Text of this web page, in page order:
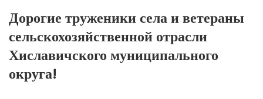
Дорогие труженики села и ветераны
сельскохозяйственной отрасли
Хиславичского муниципального
округа!